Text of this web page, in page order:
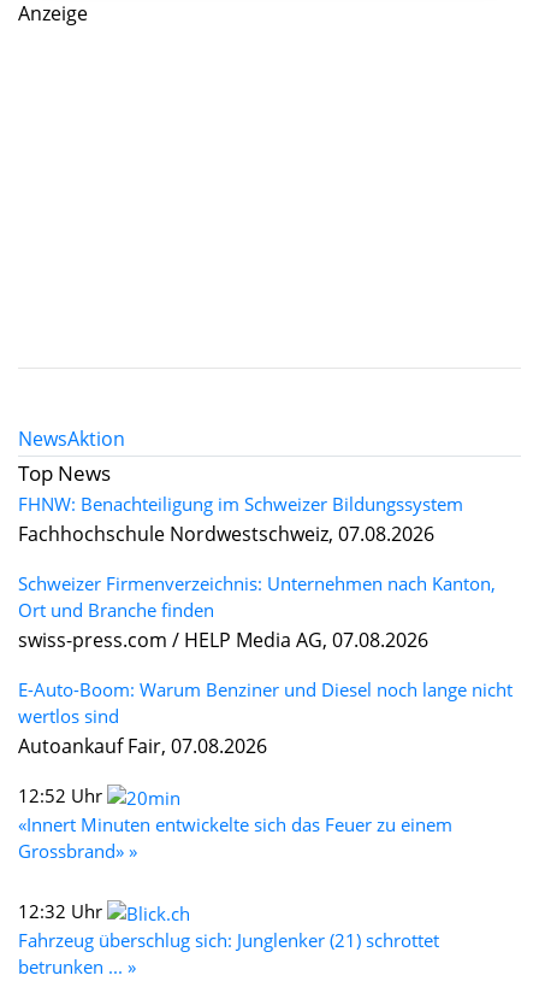
Anzeige
NewsAktion
Top News
FHNW: Benachteiligung im Schweizer Bildungssystem
Fachhochschule Nordwestschweiz, 07.08.2026
Schweizer Firmenverzeichnis: Unternehmen nach Kanton,
Ort und Branche finden
swiss-press.com / HELP Media AG, 07.08.2026
E-Auto-Boom: Warum Benziner und Diesel noch lange nicht
wertlos sind
Autoankauf Fair, 07.08.2026
12:52 Uhr
«Innert Minuten entwickelte sich das Feuer zu einem
Grossbrand» »
12:32 Uhr
Fahrzeug überschlug sich: Junglenker (21) schrottet
betrunken ... »